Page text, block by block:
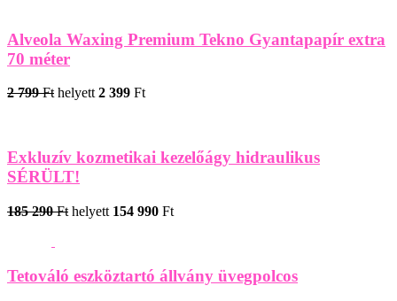
Alveola Waxing Premium Tekno Gyantapapír extra
70 méter
2 799 Ft helyett 2 399 Ft
Exkluzív kozmetikai kezelőágy hidraulikus
SÉRÜLT!
185 290 Ft helyett 154 990 Ft
Tetováló eszköztartó állvány üvegpolcos